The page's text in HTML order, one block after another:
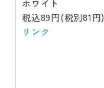
ホワイト
税込89円(税別81円)
リンク